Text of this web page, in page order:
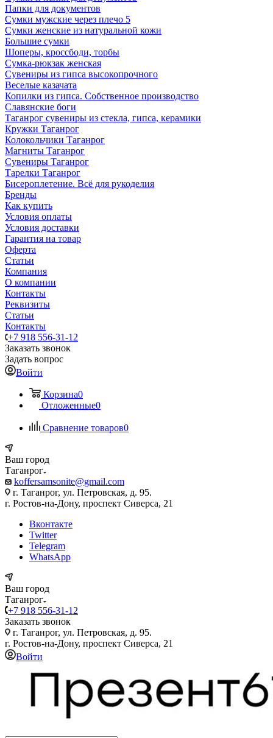
Папки для документов
Сумки мужские через плечо 5
Сумки женские из натуральной кожи
Большие сумки
Шоперы, кроссбоди, торбы
Сумка-рюкзак женская
Сувениры из гипса высокопрочного
Веселые казачата
Копилки из гипса. Собственное производство
Славянские боги
Таганрог сувениры из стекла, гипса, керамики
Кружки Таганрог
Колокольчики Таганрог
Магниты Таганрог
Сувениры Таганрог
Тарелки Таганрог
Бисероплетение. Всё для рукоделия
Бренды
Как купить
Условия оплаты
Условия доставки
Гарантия на товар
Оферта
Статьи
Компания
О компании
Контакты
Реквизиты
Статьи
Контакты
+7 918 556-31-12
Заказать звонок
Задать вопрос
Войти
Корзина0
Отложенные0
Сравнение товаров0
Ваш город
Таганрог
koffersamsonite@gmail.com
г. Таганрог, ул. Петровская, д. 95.
г. Ростов-на-Дону, проспект Сиверса, 21
Вконтакте
Twitter
Telegram
WhatsApp
Ваш город
Таганрог
+7 918 556-31-12
Заказать звонок
г. Таганрог, ул. Петровская, д. 95.
г. Ростов-на-Дону, проспект Сиверса, 21
Войти